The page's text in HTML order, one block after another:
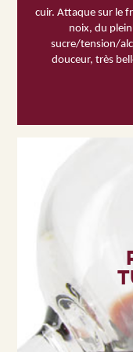
cuir. Attaque sur le
noix, du
sucre/tension/
douceur, très